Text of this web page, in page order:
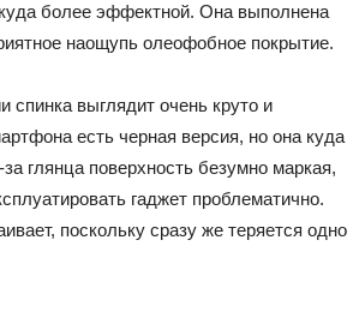
более эффектной. Она выполнена
наощупь олеофобное покрытие.
спинка выглядит очень круто и
есть черная версия, но она куда
глянца поверхность безумно маркая,
гаджет проблематично.
поскольку сразу же теряется одно